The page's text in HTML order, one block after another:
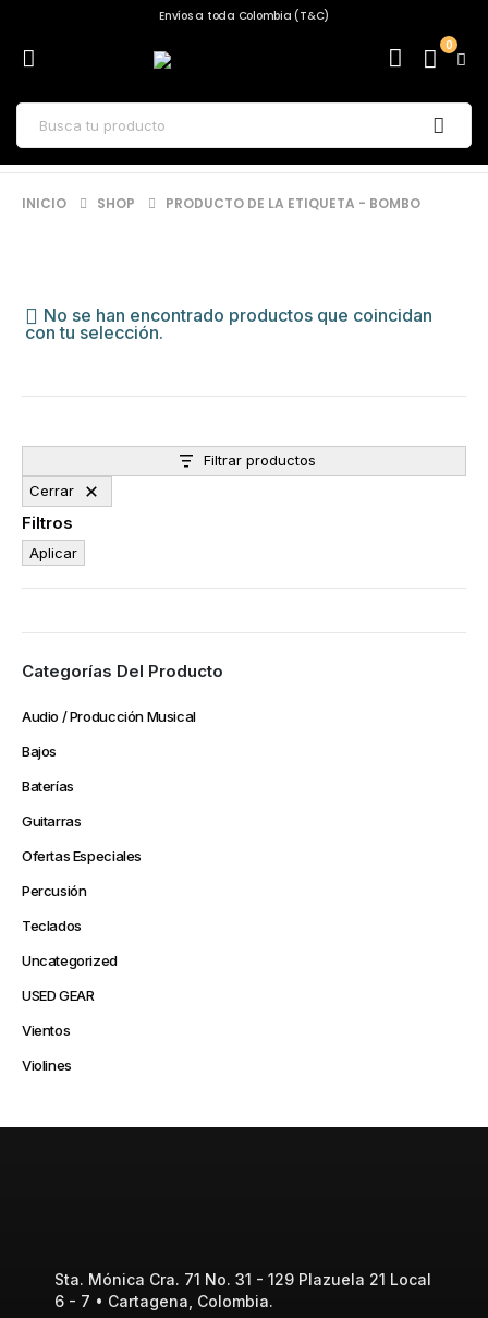
Envíos a toda Colombia (T&C)
0
INICIO SHOP PRODUCTO DE LA ETIQUETA - BOMBO
No se han encontrado productos que coincidan
con tu selección.
Filtrar productos
Cerrar
Filtros
Aplicar
Categorías Del Producto
Audio / Producción Musical
Bajos
Baterías
Guitarras
Ofertas Especiales
Percusión
Teclados
Uncategorized
USED GEAR
Vientos
Violines
Sta. Mónica Cra. 71 No. 31 - 129 Plazuela 21 Local
6 - 7 • Cartagena, Colombia.